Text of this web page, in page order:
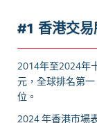
#1 香港交
2014年至2024年
元，全球排名第
位。
2024 年香港市場